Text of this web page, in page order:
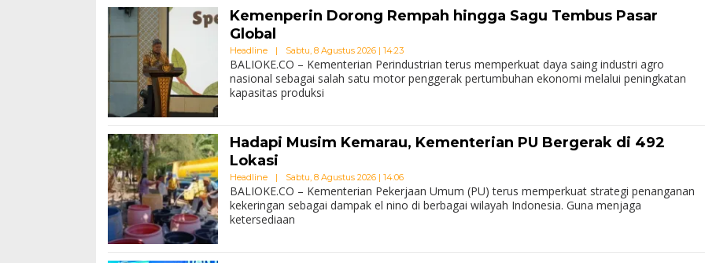
Kemenperin Dorong Rempah hingga Sagu Tembus Pasar
Global
Headline | Sabtu, 8 Agustus 2026 | 14:23
BALIOKE.CO – Kementerian Perindustrian terus memperkuat daya saing industri agro
nasional sebagai salah satu motor penggerak pertumbuhan ekonomi melalui peningkatan
kapasitas produksi
Hadapi Musim Kemarau, Kementerian PU Bergerak di 492
Lokasi
Headline | Sabtu, 8 Agustus 2026 | 14:06
BALIOKE.CO – Kementerian Pekerjaan Umum (PU) terus memperkuat strategi penanganan
kekeringan sebagai dampak el nino di berbagai wilayah Indonesia. Guna menjaga
ketersediaan